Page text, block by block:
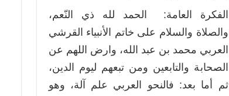
لتبسيط
النحو
العربي
للمبتدئين
مغلقة
الفكرة العامة: الحمد لله ذي النّعم،
والصلاة والسلام على خاتم الأنبياء القرشي
العربي محمد بن عبد الله، وارض اللهم عن
الصحابة والتابعين ومن تبعهم ليوم الدين،
ثم أما بعد: فالنحو العربي علم آلة، وهو